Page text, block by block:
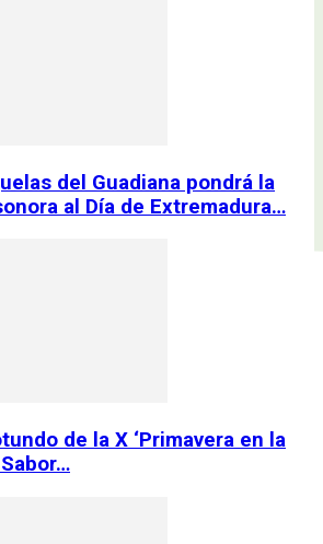
del Guadiana pondrá la
al Día de Extremadura…
de la X ‘Primavera en la